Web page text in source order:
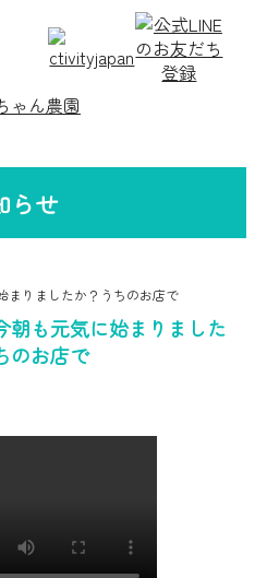
らせ
まりましたか？うちのお店で
朝も元気に始まりました
のお店で